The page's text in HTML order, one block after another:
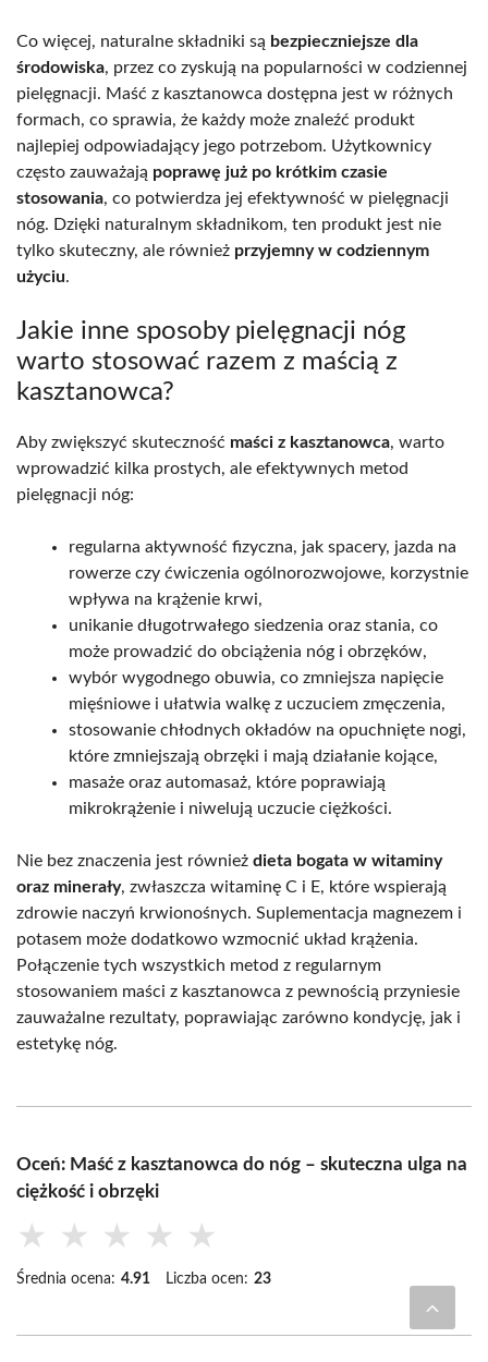
Co więcej, naturalne składniki są bezpieczniejsze dla
środowiska, przez co zyskują na popularności w codziennej
pielęgnacji. Maść z kasztanowca dostępna jest w różnych
formach, co sprawia, że każdy może znaleźć produkt
najlepiej odpowiadający jego potrzebom. Użytkownicy
często zauważają poprawę już po krótkim czasie
stosowania, co potwierdza jej efektywność w pielęgnacji
nóg. Dzięki naturalnym składnikom, ten produkt jest nie
tylko skuteczny, ale również przyjemny w codziennym
użyciu.
Jakie inne sposoby pielęgnacji nóg
warto stosować razem z maścią z
kasztanowca?
Aby zwiększyć skuteczność maści z kasztanowca, warto
wprowadzić kilka prostych, ale efektywnych metod
pielęgnacji nóg:
regularna aktywność fizyczna, jak spacery, jazda na
rowerze czy ćwiczenia ogólnorozwojowe, korzystnie
wpływa na krążenie krwi,
unikanie długotrwałego siedzenia oraz stania, co
może prowadzić do obciążenia nóg i obrzęków,
wybór wygodnego obuwia, co zmniejsza napięcie
mięśniowe i ułatwia walkę z uczuciem zmęczenia,
stosowanie chłodnych okładów na opuchnięte nogi,
które zmniejszają obrzęki i mają działanie kojące,
masaże oraz automasaż, które poprawiają
mikrokrążenie i niwelują uczucie ciężkości.
Nie bez znaczenia jest również dieta bogata w witaminy
oraz minerały, zwłaszcza witaminę C i E, które wspierają
zdrowie naczyń krwionośnych. Suplementacja magnezem i
potasem może dodatkowo wzmocnić układ krążenia.
Połączenie tych wszystkich metod z regularnym
stosowaniem maści z kasztanowca z pewnością przyniesie
zauważalne rezultaty, poprawiając zarówno kondycję, jak i
estetykę nóg.
Oceń: Maść z kasztanowca do nóg – skuteczna ulga na
ciężkość i obrzęki
★ ★ ★ ★ ★
Średnia ocena: 4.91 Liczba ocen: 23